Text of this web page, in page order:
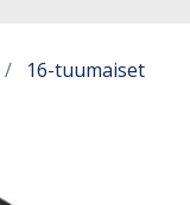
16-tuumaiset